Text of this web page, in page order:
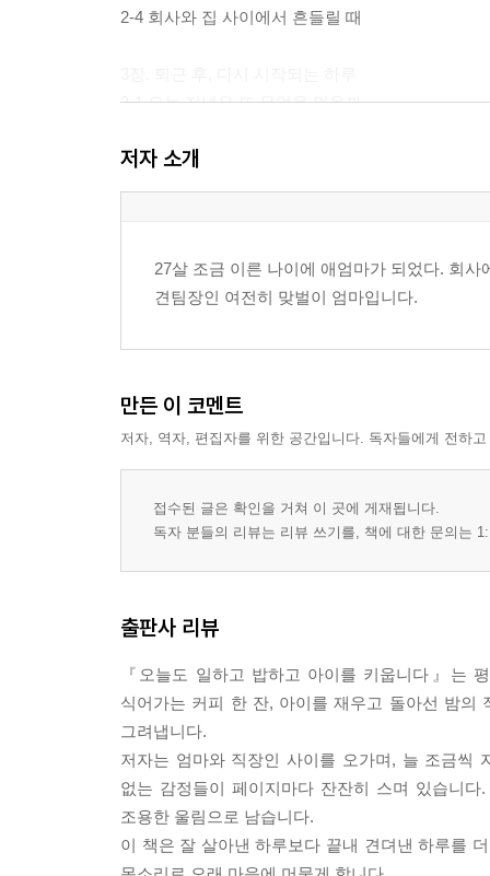
2-4 회사와 집 사이에서 흔들릴 때
3-1 오늘 저녁은 또 무엇을 먹을까
3-3 육아는 생각보다 외로운 일
3-4 아이의 한마디에 무너지는 날
4장. 그렇게 우리는 오늘도 살아간다
4-1 완벽하지 않아도 괜찮다는 말
저자 소개
27살 조금 이른 나이에 애엄마가 되었다. 회
견팀장인 여전히 맞벌이 엄마입니다.
만든 이 코멘트
저자, 역자, 편집자를 위한 공간입니다. 독자들에게 전하
접수된 글은 확인을 거쳐 이 곳에 게재됩니다.
독자 분들의 리뷰는 리뷰 쓰기를, 책에 대한 문의는
출판사 리뷰
『오늘도 일하고 밥하고 아이를 키웁니다』는
식어가는 커피 한 잔, 아이를 재우고 돌아선 밤의
그려냅니다.
저자는 엄마와 직장인 사이를 오가며, 늘 조금씩
없는 감정들이 페이지마다 잔잔히 스며 있습니
조용한 울림으로 남습니다.
이 책은 잘 살아낸 하루보다 끝내 견뎌낸 하루를